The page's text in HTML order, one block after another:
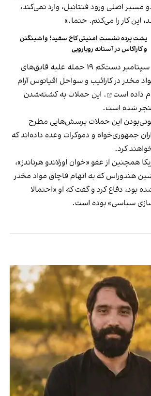
مسیر اصلی ورود فنتانیل، وارد نمی‌کند،
این کار را می‌کنم. حتما.»
پشت پرده نشست امنیتی کاخ سفید؛ واشینگتن
و کاراکاس در آستانه رویارویی
ارتش آمریکا از ماه سپتامبر دست‌کم ۱۹ حمله علیه قایق‌های
مخدر در کارائیب و سواحل اقیانوس آرام
داده است
. این حملات به کشته‌شدن
این حملات پرسش‌هایی مطرح
جمهوری‌خواه و دموکرات وعده داده‌اند که
کرد.
همچنین از عفو «خوان اورلاندو هرناندز»،
هندوراس که به اتهام قاچاق مواد مخدر
بود، دفاع کرد و گفت که او «احتمالا
سیاسی» بوده است.